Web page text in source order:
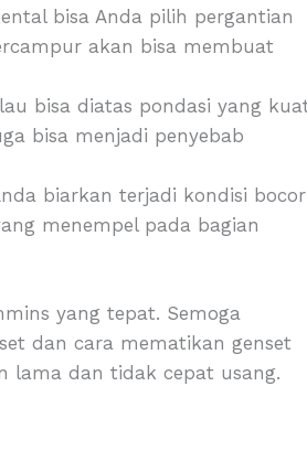
bisa Anda pilih pergantian
akan bisa membuat
bisa diatas pondasi yang
bisa menjadi penyebab
biarkan terjadi kondisi bocor
menempel pada bagian
yang tepat. Semoga
dan cara mematikan genset
lama dan tidak cepat usang.